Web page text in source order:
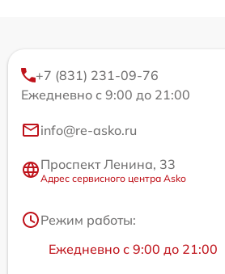
+7 (831) 231-09-76
Ежедневно с 9:00 до 21:00
info@re-asko.ru
Проспект Ленина, 33
Адрес сервисного центра Asko
Режим работы:
Ежедневно с 9:00 до 21:00